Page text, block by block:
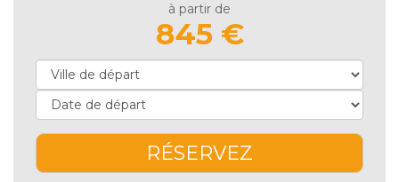
à partir de
845 €
RÉSERVEZ